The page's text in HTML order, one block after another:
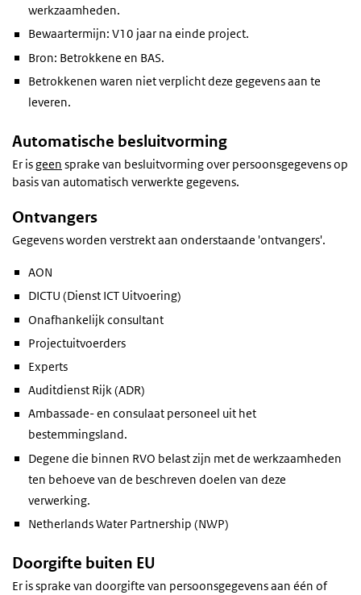
werkzaamheden.
Bewaartermijn: V10 jaar na einde project.
Bron: Betrokkene en BAS.
Betrokkenen waren niet verplicht deze gegevens aan te
leveren.
Automatische besluitvorming
Er isgeen sprake van besluitvorming over persoonsgegevens op
basis van automatisch verwerkte gegevens.
Ontvangers
Gegevens worden verstrekt aan onderstaande 'ontvangers'.
AON
DICTU (Dienst ICT Uitvoering)
Onafhankelijk consultant
Projectuitvoerders
Experts
Auditdienst Rijk (ADR)
Ambassade- en consulaat personeel uit het
bestemmingsland.
Degene die binnen RVO belast zijn met de werkzaamheden
ten behoeve van de beschreven doelen van deze
verwerking.
Netherlands Water Partnership (NWP)
Doorgifte buiten EU
Er is sprake van doorgifte van persoonsgegevens aan één of